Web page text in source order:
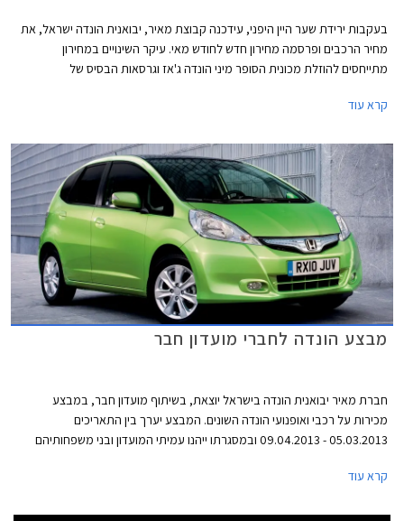
בעקבות ירידת שער היין היפני, עידכנה קבוצת מאיר, יבואנית הונדה ישראל, את
מחיר הרכבים ופרסמה מחירון חדש לחודש מאי. עיקר השינויים במחירון
מתייחסים להוזלת מכונית הסופר מיני הונדה ג'אז וגרסאות הבסיס של
קרא עוד
מבצע הונדה לחברי מועדון חבר
חברת מאיר יבואנית הונדה בישראל יוצאת, בשיתוף מועדון חבר, במבצע
מכירות על רכבי ואופנועי הונדה השונים. המבצע יערך בין התאריכים
05.03.2013 - 09.04.2013 ובמסגרתו ייהנו עמיתי המועדון ובני משפחותיהם
ברכישת אביזרים נוספים, הנחות במרכזי השירות, וכן ביטוח ומימון בתנאים
קרא עוד